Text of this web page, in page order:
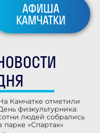
АФИША
КАМЧАТКИ
Камчатке отметили
физкультурника:
людей собрались
парке «Спартак»